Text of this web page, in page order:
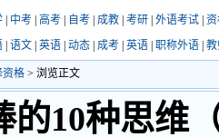
中考 高考 自考 成教 考研 外语考试
语文 英语 动态 成考 英语 职称外语
资格 > 浏览正文
的10种思维